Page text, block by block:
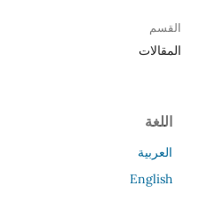
القسم
المقالات
اللغة
العربية
English